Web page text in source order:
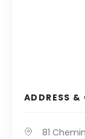
ADDRESS
81